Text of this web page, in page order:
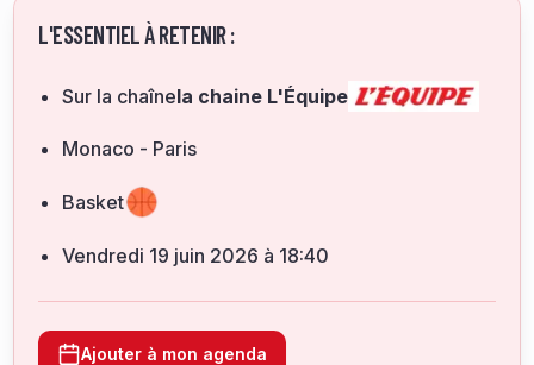
L'ESSENTIEL À RETENIR :
Sur la chaînela chaine L'Équipe
Monaco - Paris
Basket
vendredi 19 juin 2026 à 18:40
Ajouter à mon agenda